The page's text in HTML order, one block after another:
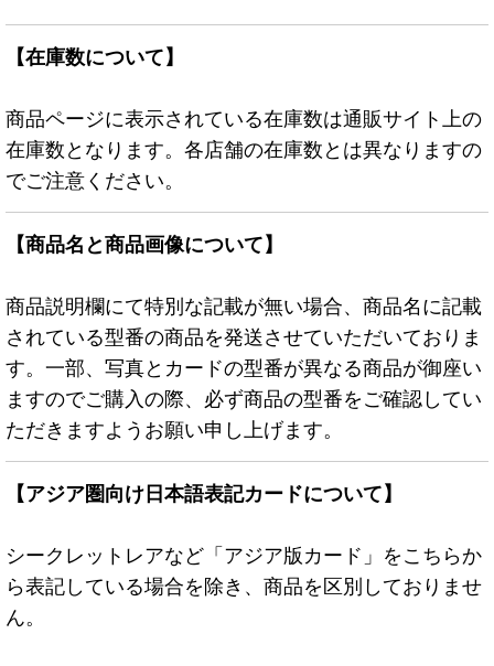
【在庫数について】
商品ページに表示されている在庫数は通販サイト上の
在庫数となります。各店舗の在庫数とは異なりますの
でご注意ください。
【商品名と商品画像について】
商品説明欄にて特別な記載が無い場合、商品名に記載
されている型番の商品を発送させていただいておりま
す。一部、写真とカードの型番が異なる商品が御座い
ますのでご購入の際、必ず商品の型番をご確認してい
ただきますようお願い申し上げます。
【アジア圏向け日本語表記カードについて】
シークレットレアなど「アジア版カード」をこちらか
ら表記している場合を除き、商品を区別しておりませ
ん。